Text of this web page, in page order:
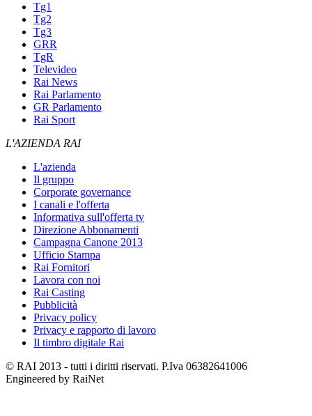
Tg1
Tg2
Tg3
GRR
TgR
Televideo
Rai News
Rai Parlamento
GR Parlamento
Rai Sport
L'AZIENDA RAI
L'azienda
Il gruppo
Corporate governance
I canali e l'offerta
Informativa sull'offerta tv
Direzione Abbonamenti
Campagna Canone 2013
Ufficio Stampa
Rai Fornitori
Lavora con noi
Rai Casting
Pubblicità
Privacy policy
Privacy e rapporto di lavoro
Il timbro digitale Rai
© RAI 2013 - tutti i diritti riservati. P.Iva 06382641006
Engineered by RaiNet